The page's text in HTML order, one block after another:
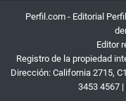
Perfil.com - Editorial
Editor
Registro de la propiedad
Dirección: California 2715,
3453 4567